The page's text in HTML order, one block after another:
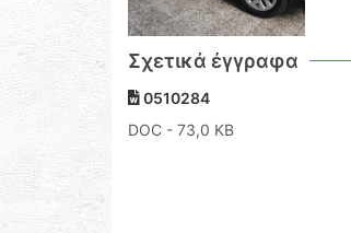
Σχετικά έγγραφα
0510284
DOC - 73,0 KB